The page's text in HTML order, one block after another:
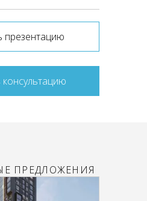
презентацию
консультацию
ПРЕДЛОЖЕНИЯ